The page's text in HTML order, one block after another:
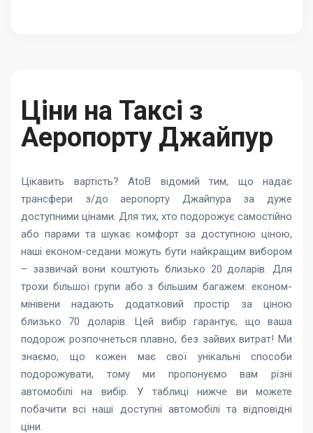
Ціни на Таксі з
Аеропорту Джайпур
Цікавить вартість? AtoB відомий тим, що надає
трансфери з/до аеропорту Джайпура за дуже
доступними цінами. Для тих, хто подорожує самостійно
або парами та шукає комфорт за доступною ціною,
наші економ-седани можуть бути найкращим вибором
– зазвичай вони коштують близько 20 доларів. Для
трохи більшої групи або з більшим багажем: економ-
мінівени надають додатковий простір за ціною
близько 70 доларів. Цей вибір гарантує, що ваша
подорож розпочнеться плавно, без зайвих витрат! Ми
знаємо, що кожен має свої унікальні способи
подорожувати, тому ми пропонуємо вам різні
автомобілі на вибір. У таблиці нижче ви можете
побачити всі наші доступні автомобілі та відповідні
ціни.